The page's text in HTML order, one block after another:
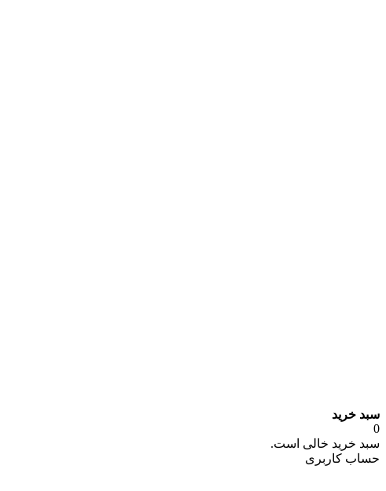
سبد خرید
0
سبد خرید خالی است.
حساب کاربری